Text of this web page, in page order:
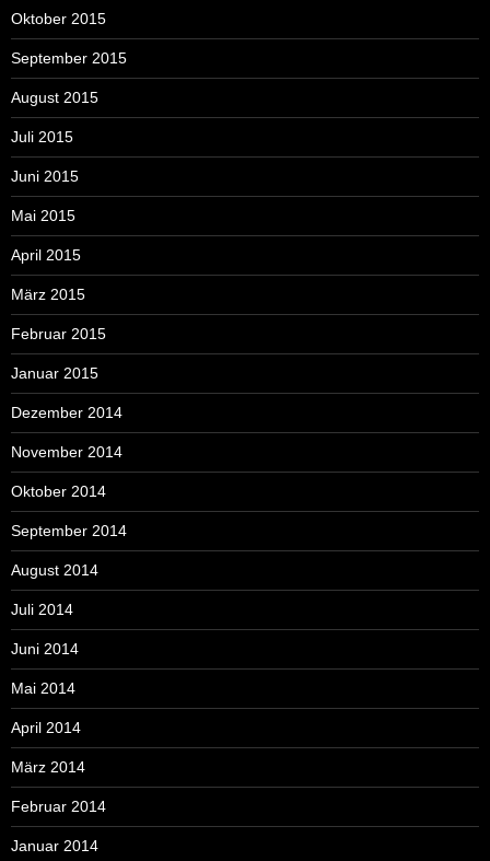
Oktober 2015
September 2015
August 2015
Juli 2015
Juni 2015
Mai 2015
April 2015
März 2015
Februar 2015
Januar 2015
Dezember 2014
November 2014
Oktober 2014
September 2014
August 2014
Juli 2014
Juni 2014
Mai 2014
April 2014
März 2014
Februar 2014
Januar 2014